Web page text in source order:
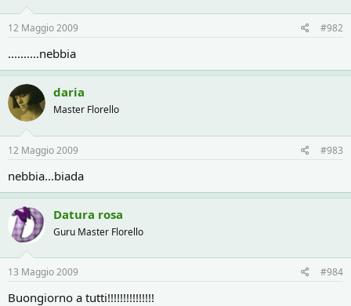
e
12 Maggio 2009 #982
..........nebbia
daria
Master Florello
12 Maggio 2009 #983
nebbia...biada
Datura rosa
Guru Master Florello
13 Maggio 2009 #984
Buongiorno a tutti!!!!!!!!!!!!!!!